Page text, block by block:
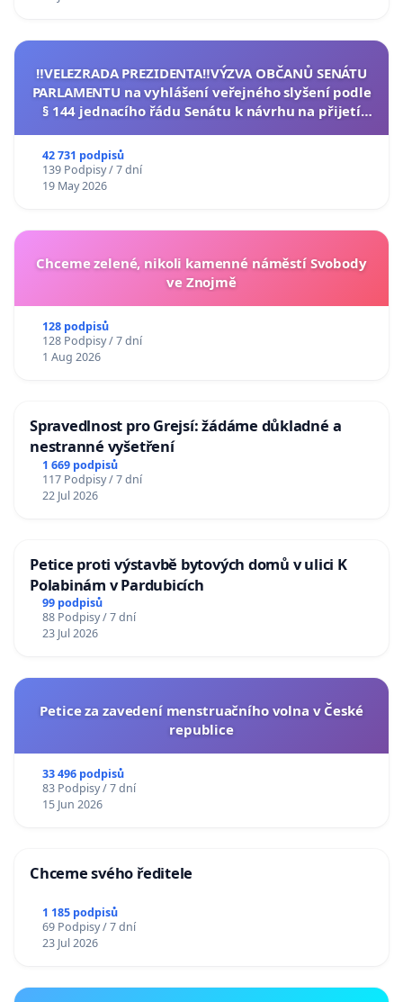
‼️VELEZRADA PREZIDENTA‼️VÝZVA OBČANŮ SENÁTU
PARLAMENTU na vyhlášení veřejného slyšení podle
§ 144 jednacího řádu Senátu k návrhu na přijetí
42 731 podpisů
139 Podpisy / 7 dní
19 May 2026
Chceme zelené, nikoli kamenné náměstí Svobody
ve Znojmě
128 podpisů
128 Podpisy / 7 dní
1 Aug 2026
Spravedlnost pro Grejsí: žádáme důkladné a
nestranné vyšetření
1 669 podpisů
117 Podpisy / 7 dní
22 Jul 2026
Petice proti výstavbě bytových domů v ulici K
Polabinám v Pardubicích
99 podpisů
88 Podpisy / 7 dní
23 Jul 2026
Petice za zavedení menstruačního volna v České
republice
33 496 podpisů
83 Podpisy / 7 dní
15 Jun 2026
Chceme svého ředitele
1 185 podpisů
69 Podpisy / 7 dní
23 Jul 2026